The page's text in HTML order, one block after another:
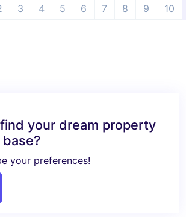
3 4 5 6 7 8 9 10
your dream property
your preferences!